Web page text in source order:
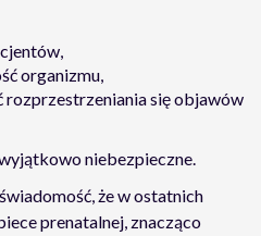
organizmu,
rozprzestrzeniania się objawów
niebezpieczne.
że w ostatnich
prenatalnej, znacząco